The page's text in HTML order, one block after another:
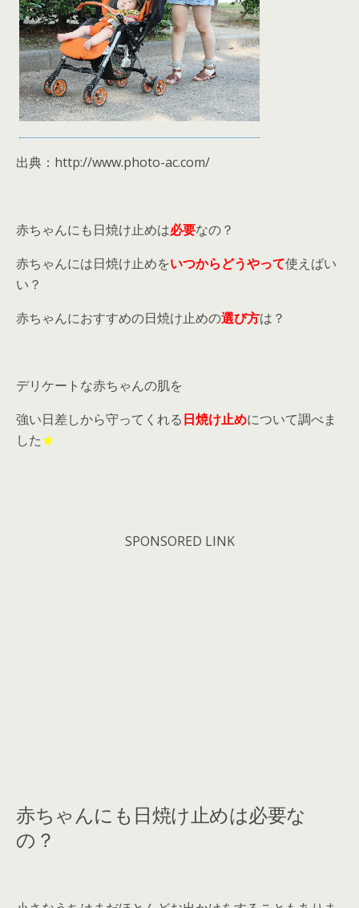
出典：http://www.photo-ac.com/
赤ちゃんにも日焼け止めは必要なの？
赤ちゃんには日焼け止めをいつからどうやって使えばい
い？
赤ちゃんにおすすめの日焼け止めの選び方は？
デリケートな赤ちゃんの肌を
強い日差しから守ってくれる日焼け止めについて調べま
した★
SPONSORED LINK
赤ちゃんにも日焼け止めは必要な
の？